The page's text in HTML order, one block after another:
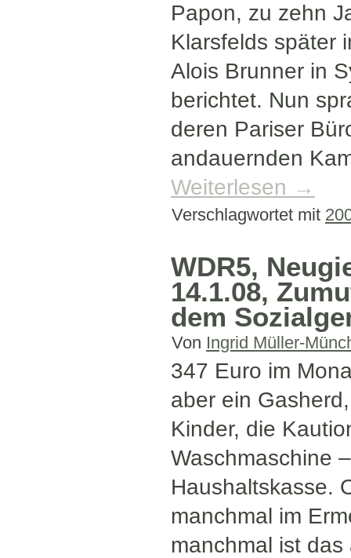
Papon, zu zehn
Klarsfelds später
Alois Brunner in
berichtet. Nun
deren Pariser
andauernden
Weiterlesen →
Verschlagwortet mit
WDR5,
14.1.08,
dem
Von Ingrid Müller-
347 Euro im
aber ein
Kinder, die
Waschmaschine
Haushaltskasse.
manchmal im
manchmal ist